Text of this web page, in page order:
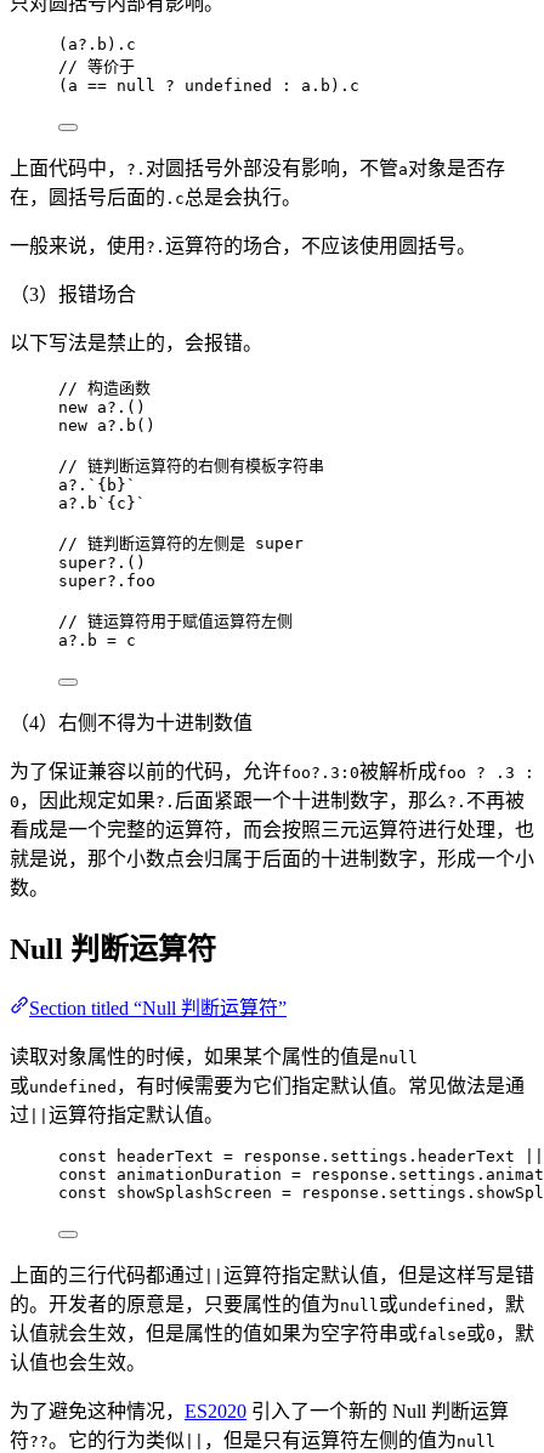
( a?. b ) . c
// 等价于
( a == null ? undefined : a . b ) . c
上面代码中， ?. 对圆括号外部没有影响，不管a对象是否存
在，圆括号后面的 .c总是会执行。
一般来说，使用 ?. 运算符的场合，不应该使用圆括号。
（3）报错场合
以下写法是禁止的，会报错。
// 构造函数
new a?. ()
new a?. b ()
// 链判断运算符的右侧有模板字符串
a?. ` {b} `
a?. b ` {c} `
// 链判断运算符的左侧是 super
super?. ()
super?. foo
// 链运算符用于赋值运算符左侧
a?. b = c
（4）右侧不得为十进制数值
为了保证兼容以前的代码，允许foo?.3:0被解析成foo ? .3 :
0 ，因此规定如果?. 后面紧跟一个十进制数字，那么?. 不再被
看成是一个完整的运算符，而会按照三元运算符进行处理，也
就是说，那个小数点会归属于后面的十进制数字，形成一个小
数。
Null 判断运算符
Section titled “Null 判断运算符”
读取对象属性的时候，如果某个属性的值是null
或undefined ，有时候需要为它们指定默认值。常见做法是通
过
运算符指定默认值。
const headerText = response . settings . headerText
const animationDuration = response . settings .
const showSplashScreen = response . settings .
上面的三行代码都通过
运算符指定默认值，但是这样写是错
的。开发者的原意是，只要属性的值为null或undefined ，默
认值就会生效，但是属性的值如果为空字符串或false或0 ，默
认值也会生效。
为了避免这种情况， ES2020 引入了一个新的 Null 判断运算
符??。它的行为类似 ，但是只有运算符左侧的值为null